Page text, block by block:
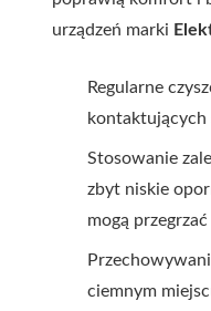
urządzeń marki
Regularne
kontaktujących
Stosowanie
zbyt niskie
mogą przegrzać
ciemnym